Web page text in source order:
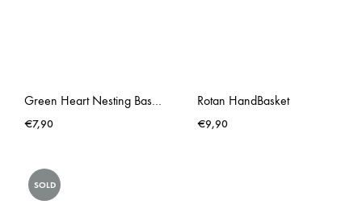
Green Heart Nesting Baskets
€7,90
Rotan HandBasket
€9,90
SOLD